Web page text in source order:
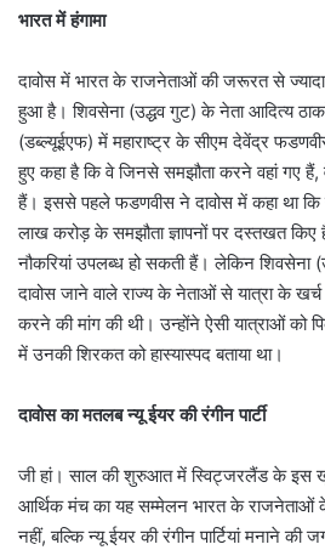
भारत में हंगामा
दावोस में भारत के राजनेताओं की जरूरत से ज्यादा
हुआ है। शिवसेना (उद्धव गुट) के नेता आदित्य
(डब्ल्यूईएफ) में महाराष्ट्र के सीएम देवेंद्र
हुए कहा है कि वे जिनसे समझौता करने वहां गए
हैं। इससे पहले फडणवीस ने दावोस में कहा था कि
लाख करोड़ के समझौता ज्ञापनों पर दस्तखत
नौकरियां उपलब्ध हो सकती हैं। लेकिन शिवसेना
दावोस जाने वाले राज्य के नेताओं से यात्रा के खर्च
करने की मांग की थी। उन्होंने ऐसी यात्राओं को
में उनकी शिरकत को हास्यास्पद बताया था।
दावोस का मतलब न्यू ईयर की रंगीन पार्टी
जी हां। साल की शुरुआत में स्विट्जरलैंड के इस
आर्थिक मंच का यह सम्मेलन भारत के राजनेताओं
नहीं, बल्कि न्यू ईयर की रंगीन पार्टियां मनाने